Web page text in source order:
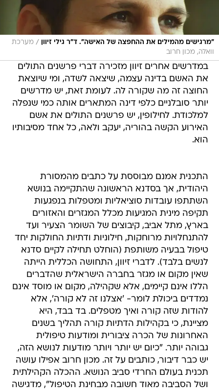
"מרגישים מהמילים את ההחפצה של האישה". ד"ר גילי זיוון / מערכת
וואלה, מכון חרוב
במדרשים אחרים זיוון מזכירה דברי פרשנים התולים
את האשם בדינה עצמה, שיצאה לשדה, ומי שיוצאת
החוצה זה מה שקורה לה. לעומת זאת, יש מדרשים
יותר סובלניים כלפי דינה המתארים אותה כמי שנפלה
למלכודת. לחילופין, יש פרשנים התולים את אשם
האירוע הקשה בהוריה, יעקב ולאה, כל אחד מסיבותיו
הוא.
התכנית אמנם מבוססת על כתבים מהמסורת
היהודית, אך בסדנא הראשונה שהתקיימה בנושא
השתתפו עובדות סוציאליות ומטפלות בנפגעות
תקיפה מינית המגיעות מכלל המגזרים והאזורים
בארץ, מתל אביב, קיבוצים של השומר הצעיר ועד
להתנחלויות מרוחקות, חילוניות ודתיות החולקות יחד
טיפול בבעיה משותפת (הוחלט תחילה לקיים סדנא
לנשים בלבד). לדברי זיוון, התחושה הכללית הייתה
שאין מקום או מגזר בחברה הישראלית שהדברים
הללו אינם קיימים, אלא שקהילה, מקום או מוסד אינם
נמדדים ביכולת לומר- 'אצלנו זה לא קורה', אלא
להודות שזה קורה ואיך מטפלים. בד בבד, היא
מציינת, כי בקהילות הדתיות קורה תהליך בשנים
האחרונות של הכרה ציבורית ומודעות טיפולית
גבוהה יותר. "כיום יש יותר ויותר מודעות לנושא הזה,
יש כבר דיבור, כותבים על זה. מכון חרוב אפילו עושה
תכנית בעולם החרדי סביב הנושא. ההכלה הקהילתית
ושל הסביבה מאוד חשובה מבחינת הטיפול", מדגישה